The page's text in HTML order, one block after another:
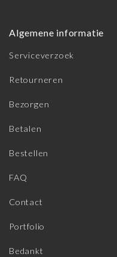
Algemene informatie
Serviceverzoek
Retourneren
Bezorgen
Betalen
Bestellen
FAQ
Contact
Portfolio
Bedankt